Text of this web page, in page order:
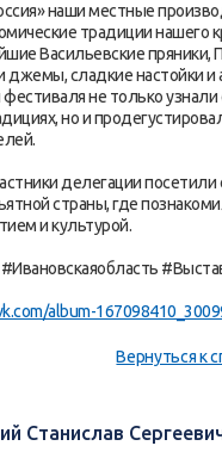
наши местные
традиции нашего
Васильевские пряники,
сладкие настойки и
фестиваля не только узнали
но и
делегации
страны, где
и культурой.
album-
Вернуться к
Станислав